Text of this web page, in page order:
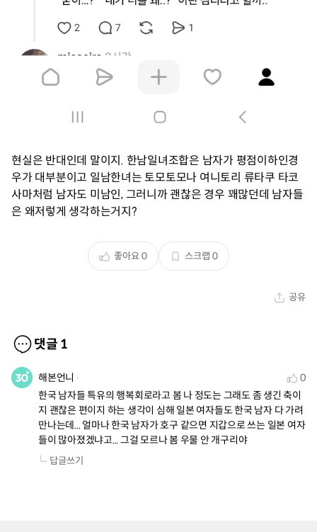
현실은 반대인데 말이지. 한남일녀조합은 남자가 평점이하인경
우가 대부분이고 일남한녀는 토모토모나 여니토리 류타쿠 타코
사마처럼 남자도 미남인, 그러니까 괜찮은 경우 꽤많던데 남자들
은 왜저렇게 생각하는거지?
좋아요0 스크랩 0
공유
댓글 1
해본언니
0
한국 남자들 특유의 행복회로라고 봄 나 정도는 그래도 좀 생긴 축이
지 괜찮은 편이지 하는 생각이 심해 일본 여자들도 한국 남자 다 가려
만나는데... 얼마나 한국 남자가 호구 같으면 지갑으로 쓰는 일본 여자
들이 많아졌겠냐고... 그걸 모르나 봄 우물 안 개구리야
답글쓰기